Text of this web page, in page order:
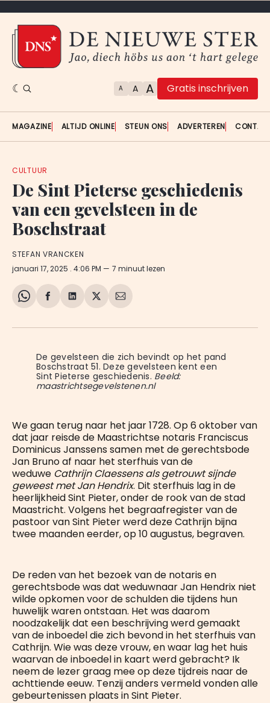
A A A Gratis inschrijven
MAGAZINE ALTIJD ONLINE STEUN ONS ADVERTEREN
CULTUUR
De Sint Pieterse geschiedenis
van een gevelsteen in de
Boschstraat
STEFAN VRANCKEN
januari 17, 2025 . 4:06 PM 7 minuut lezen
Share
WhatsApp
Delen
Facebook
Delen
LinkedIn
Share
X
Deel
E-
De gevelsteen die zich bevindt op het pand
Boschstraat 51. Deze gevelsteen kent een
Sint Pieterse geschiedenis. Beeld:
maastrichtsegevelstenen.nl
We gaan terug naar het jaar 1728. Op 6 oktober van
dat jaar reisde de Maastrichtse notaris Franciscus
Dominicus Janssens samen met de gerechtsbode
Jan Bruno af naar het sterfhuis vande
weduwe Cathrijn Claessens als getrouwt sijnde
geweest met Jan Hendrix. Dit sterfhuis lag in de
heerlijkheid Sint Pieter, onder de rook van de stad
Maastricht. Volgens het begraafregister van de
pastoor van Sint Pieter werd deze Cathrijn bijna
twee maanden eerder, op 10 augustus, begraven.
De reden van het bezoek van de notaris en
gerechtsbode was dat weduwnaar Jan Hendrix niet
wilde opkomen voor de schulden die tijdens hun
huwelijk waren ontstaan. Het was daarom
noodzakelijk dat een beschrijving werd gemaakt
van de inboedel die zich bevond in het sterfhuis van
Cathrijn. Wie was deze vrouw, en waar lag het huis
waarvan de inboedel in kaart werd gebracht? Ik
neem de lezer graag mee op deze tijdreis naar de
achttiende eeuw. Tenzij anders vermeld vonden alle
gebeurtenissen plaats in Sint Pieter.